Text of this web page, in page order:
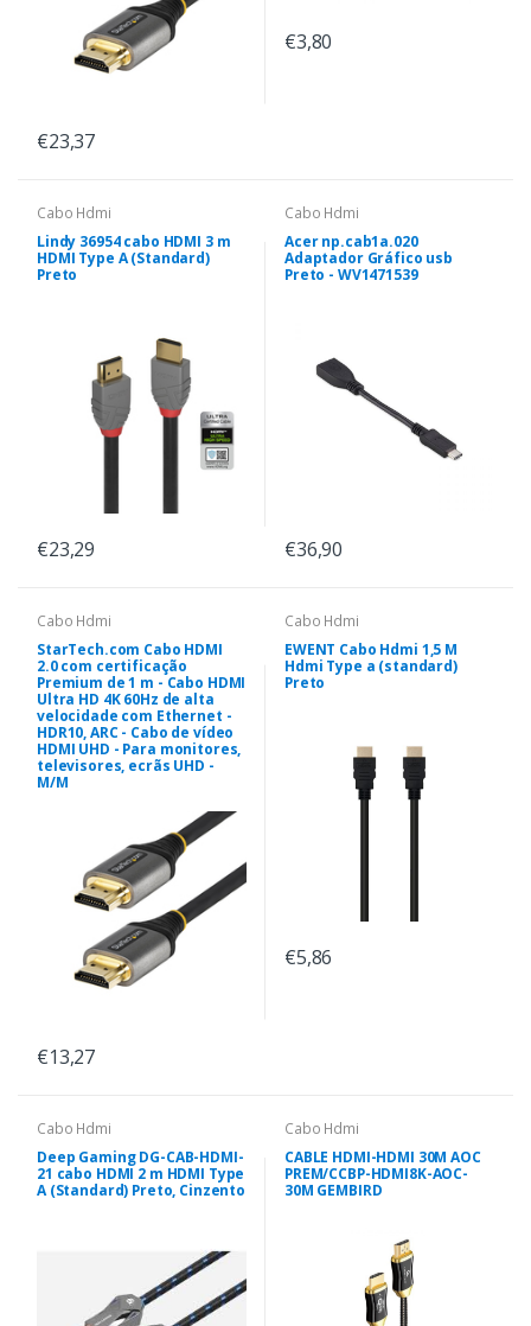
€23,37
€3,80
Cabo Hdmi
Lindy 36954 cabo HDMI 3 m
HDMI Type A (Standard)
Preto
€23,29
Cabo Hdmi
Acer np.cab1a.020
Adaptador Gráfico usb
Preto - WV1471539
€36,90
Cabo Hdmi
StarTech.com Cabo HDMI
2.0 com certificação
Premium de 1 m - Cabo HDMI
Ultra HD 4K 60Hz de alta
velocidade com Ethernet -
HDR10, ARC - Cabo de vídeo
HDMI UHD - Para monitores,
televisores, ecrãs UHD -
M/M
€13,27
Cabo Hdmi
EWENT Cabo Hdmi 1,5 M
Hdmi Type a (standard)
Preto
€5,86
Cabo Hdmi
Deep Gaming DG-CAB-HDMI-
21 cabo HDMI 2 m HDMI Type
A (Standard) Preto, Cinzento
Cabo Hdmi
CABLE HDMI-HDMI 30M AOC
PREM/CCBP-HDMI8K-AOC-
30M GEMBIRD